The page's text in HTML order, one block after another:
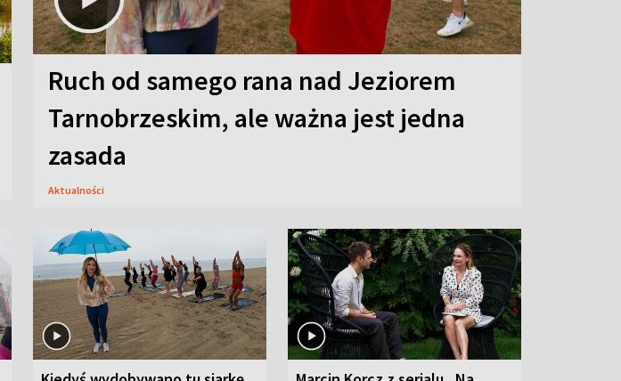
Ruch od samego rana nad Jeziorem
Tarnobrzeskim, ale ważna jest jedna
zasada
Aktualności